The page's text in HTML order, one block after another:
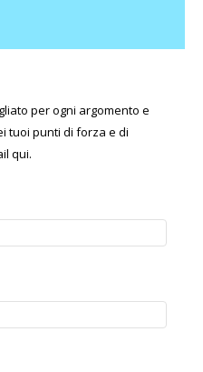
per ogni argomento e
tuoi punti di forza e di
qui.